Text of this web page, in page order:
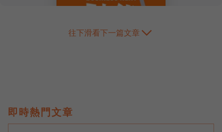
往下滑看下一篇文章
即時熱門文章